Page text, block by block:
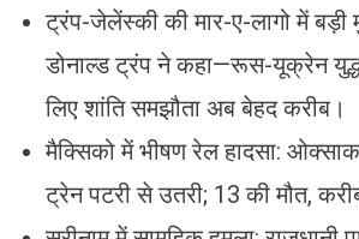
ट्रंप-जेलेंस्की की मार-ए-लागो में बड़ी
डोनाल्ड ट्रंप ने कहा—रूस-यूक्रेन
लिए शांति समझौता अब बेहद करीब।
मैक्सिको में भीषण रेल हादसा:
ट्रेन पटरी से उतरी; 13 की मौत,